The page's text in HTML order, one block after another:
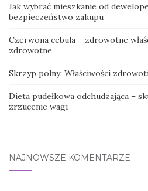
Jak wybrać mieszkanie od
bezpieczeństwo zakupu
Czerwona cebula – zdrowotne
zdrowotne
Skrzyp polny: Właściwości
Dieta pudełkowa odchudzająca –
zrzucenie wagi
NAJNOWSZE KOMENTARZE